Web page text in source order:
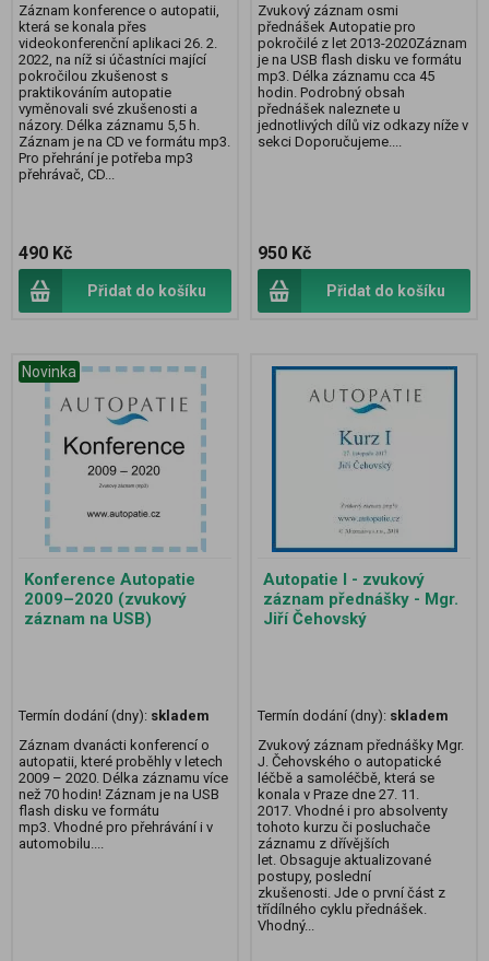
Záznam konference o autopatii,
která se konala přes
videokonferenční aplikaci 26. 2.
2022, na níž si účastníci mající
pokročilou zkušenost s
praktikováním autopatie
vyměnovali své zkušenosti a
názory. Délka záznamu 5,5 h.
Záznam je na CD ve formátu mp3.
Pro přehrání je potřeba mp3
přehrávač, CD...
490 Kč
Přidat do košíku
Zvukový záznam osmi
přednášek Autopatie pro
pokročilé z let 2013-2020Záznam
je na USB flash disku ve formátu
mp3. Délka záznamu cca 45
hodin. Podrobný obsah
přednášek naleznete u
jednotlivých dílů viz odkazy níže v
sekci Doporučujeme....
950 Kč
Přidat do košíku
Novinka
Konference Autopatie
2009–2020 (zvukový
záznam na USB)
Termín dodání (dny): skladem
Záznam dvanácti konferencí o
autopatii, které proběhly v letech
2009 – 2020. Délka záznamu více
než 70 hodin! Záznam je na USB
flash disku ve formátu
mp3. Vhodné pro přehrávání i v
automobilu....
Autopatie I - zvukový
záznam přednášky - Mgr.
Jiří Čehovský
Termín dodání (dny): skladem
Zvukový záznam přednášky Mgr.
J. Čehovského o autopatické
léčbě a samoléčbě, která se
konala v Praze dne 27. 11.
2017. Vhodné i pro absolventy
tohoto kurzu či posluchače
záznamu z dřívějších
let. Obsaguje aktualizované
postupy, poslední
zkušenosti. Jde o první část z
třídílného cyklu přednášek.
Vhodný...